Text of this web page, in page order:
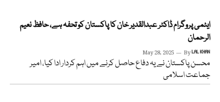
ایٹمی پروگرام ڈاکٹر عبدالقدیر خان کا پاکستان کو تحفہ ہے، حافظ نعیم
الرحمان
May 28, 2025 ByLAL KHAN
محسن پاکستان نے یہ دفاع حاصل کرنے میں اہم کردار ادا کیا، امیر
جماعت اسلامی